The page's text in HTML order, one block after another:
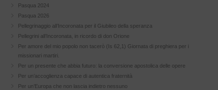
Pasqua 2024
Pasqua 2026
Pellegrinaggio all’Incoronata per il Giubileo della speranza
Pellegrini all’Incoronata, in ricordo di don Orione
Per amore del mio popolo non tacerò (Is 62,1) Giornata di preghiera per i
missionari martiri.
Per un presente che abbia futuro: la conversione apostolica delle opere
Per un’accoglienza capace di autentica fraternità
Per un’Europa che non lascia indietro nessuno